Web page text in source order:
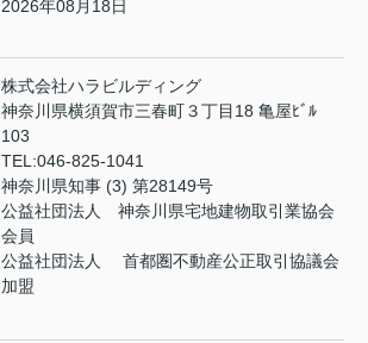
2026年08月18日
株式会社ハラビルディング
神奈川県横須賀市三春町３丁目18 亀屋ﾋﾞﾙ
103
TEL:046-825-1041
神奈川県知事 (3) 第28149号
公益社団法人 神奈川県宅地建物取引業協会
会員
公益社団法人 首都圏不動産公正取引協議会
加盟